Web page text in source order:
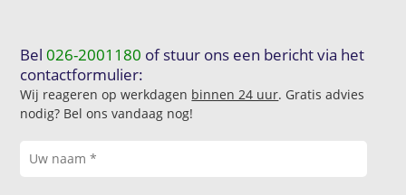
Bel026-2001180 of stuur ons een bericht via het
contactformulier:
Wij reageren op werkdagen binnen 24 uur. Gratis advies
nodig? Bel ons vandaag nog!